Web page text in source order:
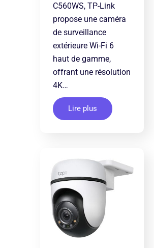
C560WS, TP-Link
propose une caméra
de surveillance
extérieure Wi-Fi 6
haut de gamme,
offrant une résolution
4K…
Lire plus